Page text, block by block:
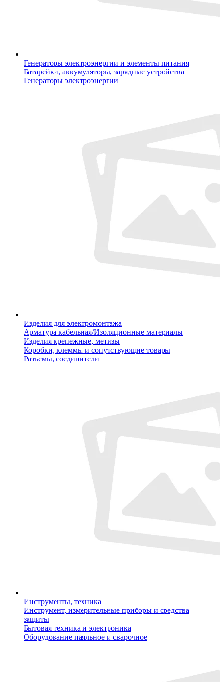
Генераторы электроэнергии и элементы питания
Батарейки, аккумуляторы, зарядные устройства
Генераторы электроэнергии
Изделия для электромонтажа
Арматура кабельная/Изоляционные материалы
Изделия крепежные, метизы
Коробки, клеммы и сопутствующие товары
Разъемы, соединители
Инструменты, техника
Инструмент, измерительные приборы и средства
защиты
Бытовая техника и электроника
Оборудование паяльное и сварочное